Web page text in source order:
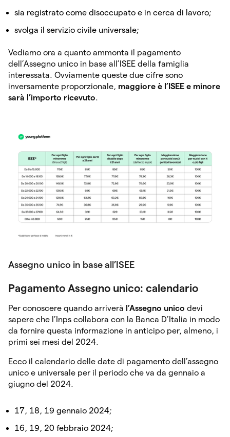
sia registrato come disoccupato e in cerca di lavoro;
svolga il servizio civile universale;
Vediamo ora a quanto ammonta il pagamento
dell’Assegno unico in base all’ISEE della famiglia
interessata. Ovviamente queste due cifre sono
inversamente proporzionale, maggiore è l’ISEE e minore
sarà l’importo ricevuto.
Assegno unico in base all’ISEE
Pagamento Assegno unico: calendario
Per conoscere quando arriverà l’Assegno unico devi
sapere che l’Inps collabora con la Banca D’Italia in modo
da fornire questa informazione in anticipo per, almeno, i
primi sei mesi del 2024.
Ecco il calendario delle date di pagamento dell’assegno
unico e universale per il periodo che va da gennaio a
giugno del 2024.
17, 18, 19 gennaio 2024;
16, 19, 20 febbraio 2024;